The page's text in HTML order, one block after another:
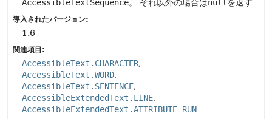
AccessibleTextSequence。 それ以外の場合はnull を返す
導入されたバージョン:
1.6
関連項目:
AccessibleText.CHARACTER
AccessibleText.WORD
AccessibleText.SENTENCE
AccessibleExtendedText.LINE
AccessibleExtendedText.ATTRIBUTE_RUN